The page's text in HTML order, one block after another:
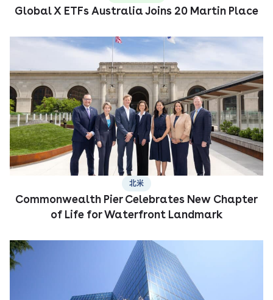
Global X ETFs Australia Joins 20 Martin Place
北米
Commonwealth Pier Celebrates New Chapter
of Life for Waterfront Landmark